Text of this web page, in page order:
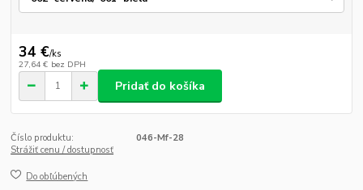
34 €/ks
27,64 € bez DPH
Pridať do košíka
Číslo produktu:
046-Mf-28
Strážiť cenu / dostupnosť
Do obľúbených